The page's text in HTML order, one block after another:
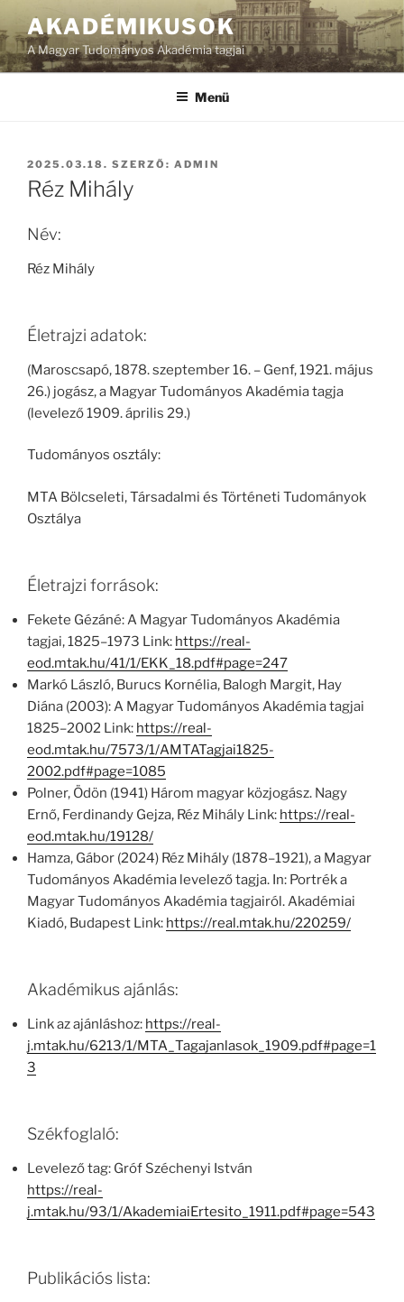
AKADÉMIKUSOK
A Magyar Tudományos Akadémia tagjai
Menü
BEKÜLDVE:
2025.03.18. SZERZŐ: ADMIN
Réz Mihály
Név:
Réz Mihály
Életrajzi adatok:
(Maroscsapó, 1878. szeptember 16. – Genf, 1921. május
26.) jogász, a Magyar Tudományos Akadémia tagja
(levelező 1909. április 29.)
Tudományos osztály:
MTA Bölcseleti, Társadalmi és Történeti Tudományok
Osztálya
Életrajzi források:
Fekete Gézáné: A Magyar Tudományos Akadémia
tagjai, 1825–1973 Link: https://real-
eod.mtak.hu/41/1/EKK_18.pdf#page=247
Markó László, Burucs Kornélia, Balogh Margit, Hay
Diána (2003): A Magyar Tudományos Akadémia tagjai
1825–2002 Link: https://real-
eod.mtak.hu/7573/1/AMTATagjai1825-
2002.pdf#page=1085
Polner, Ödön (1941) Három magyar közjogász. Nagy
Ernő, Ferdinandy Gejza, Réz Mihály Link: https://real-
eod.mtak.hu/19128/
Hamza, Gábor (2024) Réz Mihály (1878–1921), a Magyar
Tudományos Akadémia levelező tagja. In: Portrék a
Magyar Tudományos Akadémia tagjairól. Akadémiai
Kiadó, Budapest Link: https://real.mtak.hu/220259/
Akadémikus ajánlás:
Link az ajánláshoz: https://real-
j.mtak.hu/6213/1/MTA_Tagajanlasok_1909.pdf#page=1
3
Székfoglaló:
Levelező tag: Gróf Széchenyi István
https://real-
j.mtak.hu/93/1/AkademiaiErtesito_1911.pdf#page=543
Publikációs lista: